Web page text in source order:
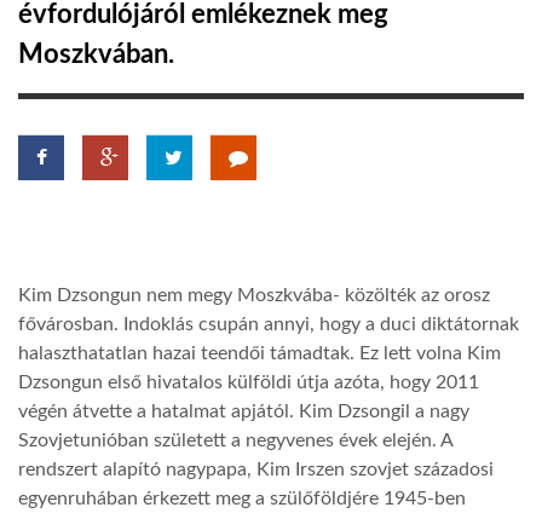
HÍR3D
GLOBOTV
LINKTR.EE
GLOBOZSARU
évfordulójáról emlékeznek meg
Moszkvában.
Kim Dzsongun nem megy Moszkvába- közölték az orosz
fővárosban. Indoklás csupán annyi, hogy a duci diktátornak
halaszthatatlan hazai teendői támadtak. Ez lett volna Kim
Dzsongun első hivatalos külföldi útja azóta, hogy 2011
végén átvette a hatalmat apjától. Kim Dzsongil a nagy
Szovjetunióban született a negyvenes évek elején. A
rendszert alapító nagypapa, Kim Irszen szovjet századosi
egyenruhában érkezett meg a szülőföldjére 1945-ben